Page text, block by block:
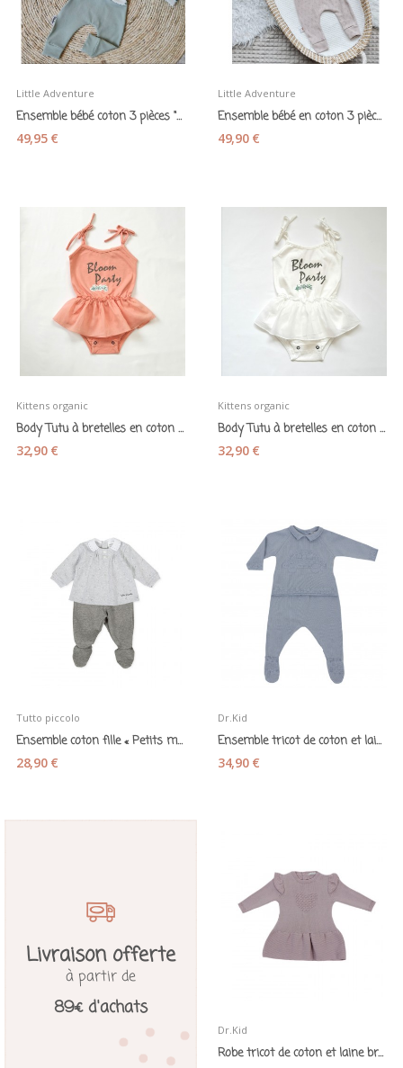
Little Adventure
Ensemble bébé coton 3 pièces "Feuillages" -...
49,95 €
Little Adventure
Ensemble bébé en coton 3 pièces beige naturel -...
49,90 €
Kittens organic
Body Tutu à bretelles en coton bio «Bloom party...
32,90 €
Kittens organic
Body Tutu à bretelles en coton bio «Bloom party...
32,90 €
Tutto piccolo
Ensemble coton fille « Petits mouton » gris
28,90 €
Dr.Kid
Ensemble tricot de coton et laine garçon...
34,90 €
Livraison offerte
à partir de
89€ d'achats
Dr.Kid
Robe tricot de coton et laine brodée « coeur »...